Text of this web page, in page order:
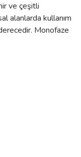
ve çeşitli
alanlarda kullanım
Monofaze